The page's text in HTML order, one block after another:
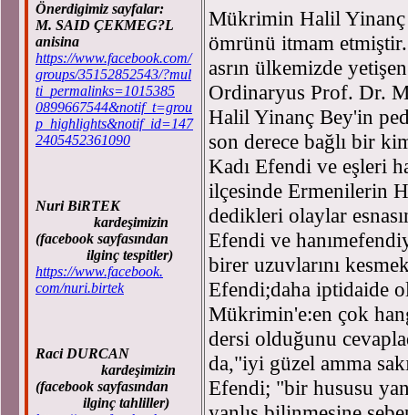
Önerdigimiz sayfalar:
M. SAID ÇEKMEG?L
anisina
https://www.facebook.com/
groups/35152852543/?mul
ti_permalinks=1015385
0899667544&notif_t=grou
p_highlights&notif_id=147
2405452361090
Nuri BiRTEK
kardeşimizin
(facebook sayfasından
ilginç tespitler)
https://www.facebook.
com/nuri.birtek
Raci DURCAN
kardeşimizin
(facebook sayfasından
ilginç tahliller)
Mükrimin Halil Yinanç
ömrünü itmam
asrın ülkemizde
Ordinaryus Prof. Dr.
Halil Yinanç Bey'in
son derece bağlı bir
Kadı Efendi ve eşleri
ilçesinde Ermenilerin
dedikleri olaylar
Efendi ve
birer uzuvlarını
Efendi;daha iptidaide
Mükrimin'e:en çok
dersi olduğunu
da,"iyi güzel amma
Efendi; "bir hususu